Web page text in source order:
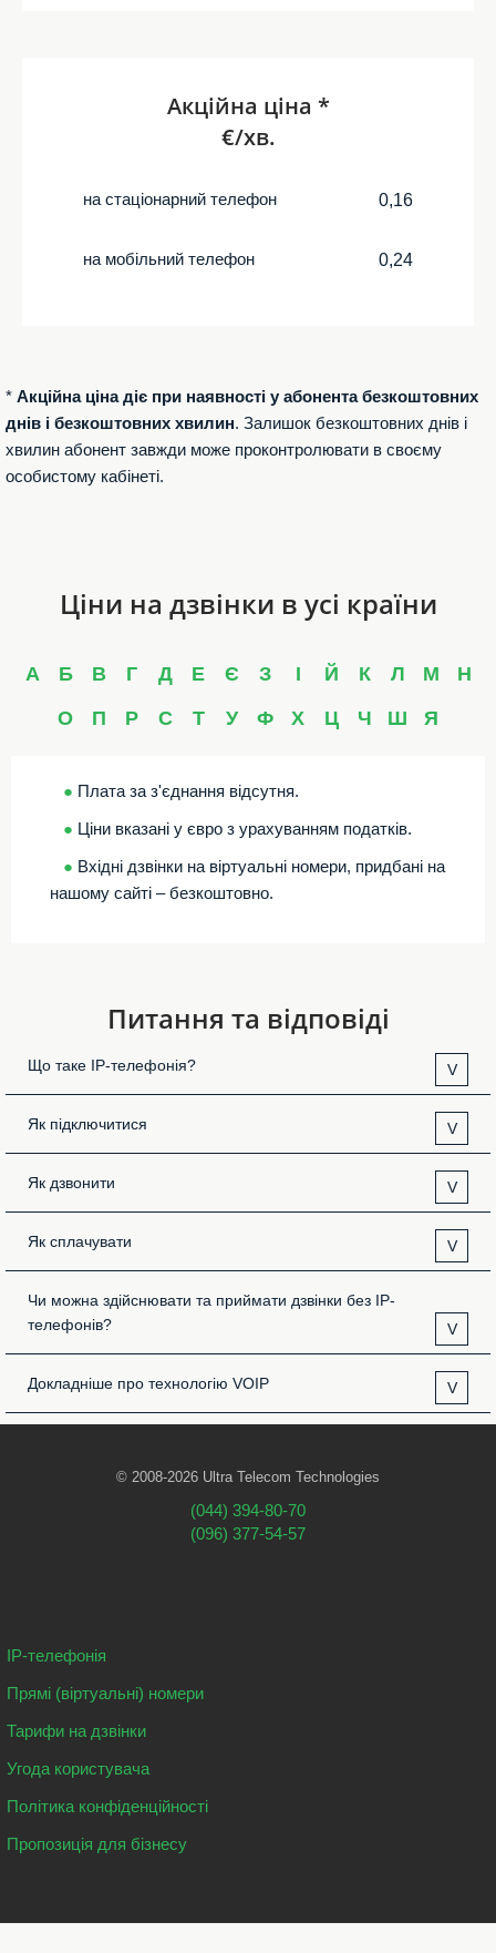
Акційна ціна *
€/хв.
на стаціонарний телефон 0,16
на мобільний телефон 0,24
* Акційна ціна діє при наявності у абонента безкоштовних
днів і безкоштовних хвилин. Залишок безкоштовних днів і
хвилин абонент завжди може проконтролювати в своєму
особистому кабінеті.
Ціни на дзвінки в усі країни
А Б В Г Д Е Є З І Й К Л М
Н
О
П Р С Т У Ф Х Ц Ч Ш Я
● Плата за з'єднання відсутня.
● Ціни вказані у євро з урахуванням податків.
● Вхідні дзвінки на віртуальні номери, придбані на
нашому сайті – безкоштовно.
Питання та відповіді
Що таке IP-телефонія? V
Як підключитися V
Як дзвонити V
Як сплачувати V
Чи можна здійснювати та приймати дзвінки без IP-
телефонів?
V
Докладніше про технологію VOIP V
© 2008-2026 Ultra Telecom Technologies
(044) 394-80-70
(096) 377-54-57
IP-телефонія
Прямі (віртуальні) номери
Тарифи на дзвінки
Угода користувача
Політика конфіденційності
Пропозиція для бізнесу